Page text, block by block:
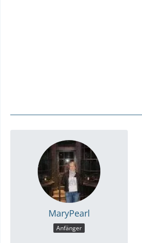
MaryPearl
Anfänger